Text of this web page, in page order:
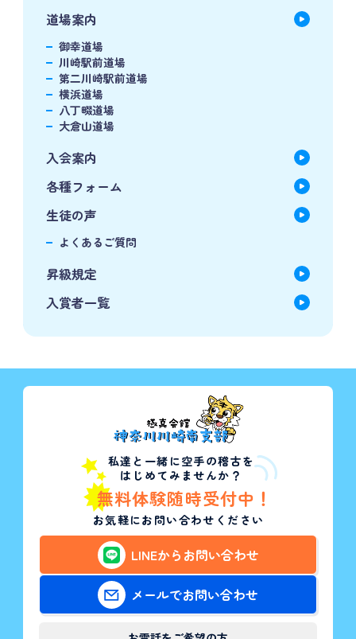
道場案内
御幸道場
川崎駅前道場
第二川崎駅前道場
横浜道場
八丁畷道場
大倉山道場
入会案内
各種フォーム
生徒の声
よくあるご質問
昇級規定
入賞者一覧
私達と一緒に空手の稽古を
はじめてみませんか？
無料体験随時受付中！
お気軽にお問い合わせください
LINEからお問い合わせ
メールでお問い合わせ